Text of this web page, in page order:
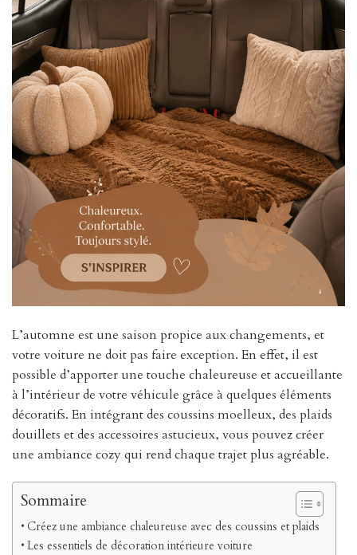
L’automne est une saison propice aux changements, et
votre voiture ne doit pas faire exception. En effet, il est
possible d’apporter une touche chaleureuse et accueillante
à l’intérieur de votre véhicule grâce à quelques éléments
décoratifs. En intégrant des coussins moelleux, des plaids
douillets et des accessoires astucieux, vous pouvez créer
une ambiance cozy qui rend chaque trajet plus agréable.
Sommaire
Créez une ambiance chaleureuse avec des coussins et plaids
Les essentiels de décoration intérieure voiture